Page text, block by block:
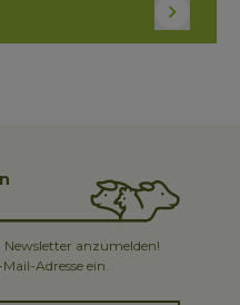
Newsletter anzumelden!
Adresse ein.